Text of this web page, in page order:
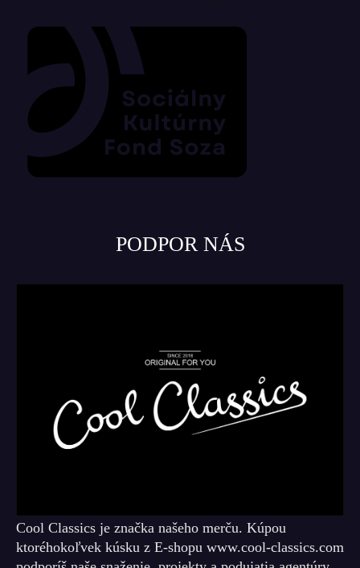
PODPOR NÁS
Cool Classics je značka našeho merču. Kúpou
ktoréhokoľvek kúsku z E-shopu www.cool-classics.com